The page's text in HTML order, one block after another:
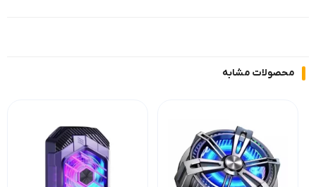
محصولات مشابه